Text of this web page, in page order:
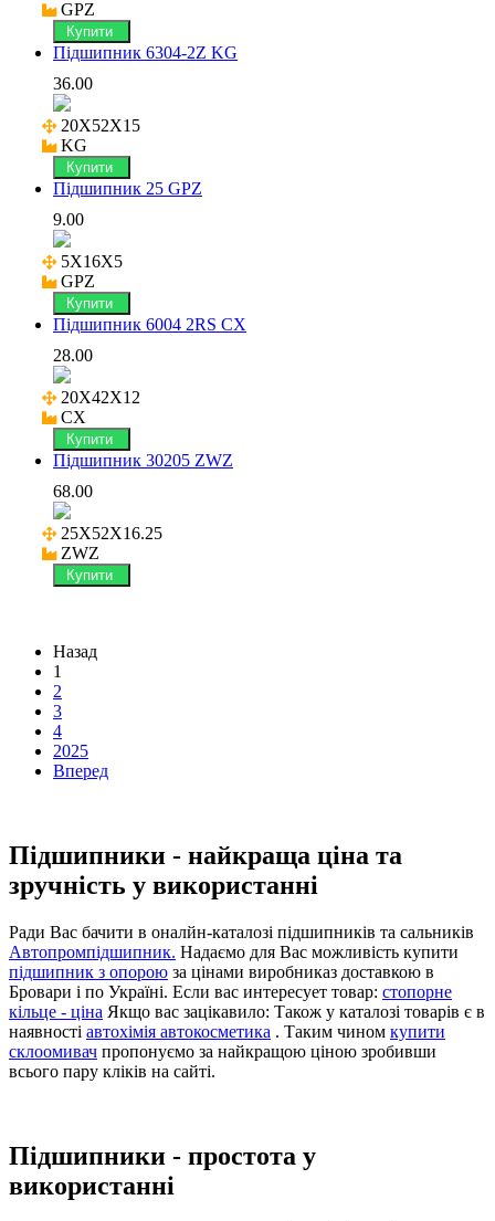
GPZ
Купити
Підшипник 6304-2Z KG
36.00
20X52X15
KG
Купити
Підшипник 25 GPZ
9.00
5X16X5
GPZ
Купити
Підшипник 6004 2RS CX
28.00
20X42X12
CX
Купити
Підшипник 30205 ZWZ
68.00
25X52X16.25
ZWZ
Купити
Назад
1
2
3
4
2025
Вперед
Підшипники - найкраща ціна та
зручність у використанні
Ради Вас бачити в оналйн-каталозі підшипників та сальників
Автопромпідшипник. Надаємо для Вас можливість купити
підшипник з опорою за цінами виробниказ доставкою в
Бровари і по Україні. Если вас интересует товар: стопорне
кільце - ціна Якщо вас зацікавило: Також у каталозі товарів є в
наявності автохімія автокосметика . Таким чином купити
склоомивач пропонуємо за найкращою ціною зробивши
всього пару кліків на сайті.
Підшипники - простота у
використанні